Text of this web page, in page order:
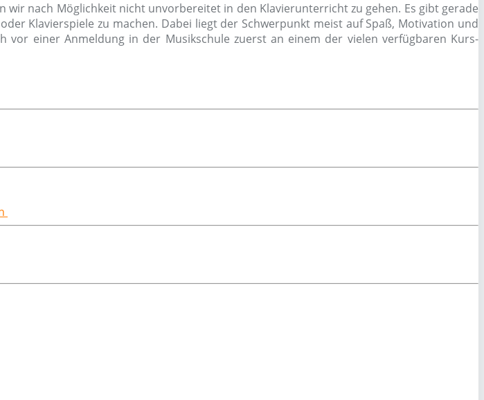
nach Möglichkeit nicht unvorbereitet in den Klavierunterricht zu gehen. Es gibt gerade
Klavierspiele zu machen. Dabei liegt der Schwerpunkt meist auf Spaß, Motivation und
einer Anmeldung in der Musikschule zuerst an einem der vielen verfügbaren Kurs-